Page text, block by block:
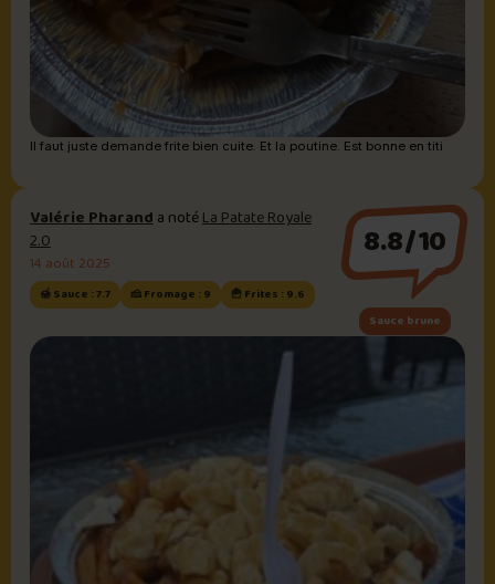
Il faut juste demande frite bien cuite. Et la poutine. Est bonne en titi
Valérie Pharanda notéLa Patate Royale
2.0
14 août 2025
🍯 Sauce : 7.7 🧀 Fromage : 9 🍟 Frites : 9.6
8.8/10
Sauce brune